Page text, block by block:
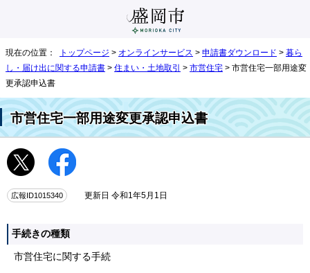
現在の位置： トップページ > オンラインサービス > 申請書ダウンロード > 暮ら
し・届け出に関する申請書 > 住まい・土地取引 > 市営住宅 > 市営住宅一部用途変
更承認申込書
市営住宅一部用途変更承認申込書
広報ID1015340 更新日 令和1年5月1日
手続きの種類
市営住宅に関する手続